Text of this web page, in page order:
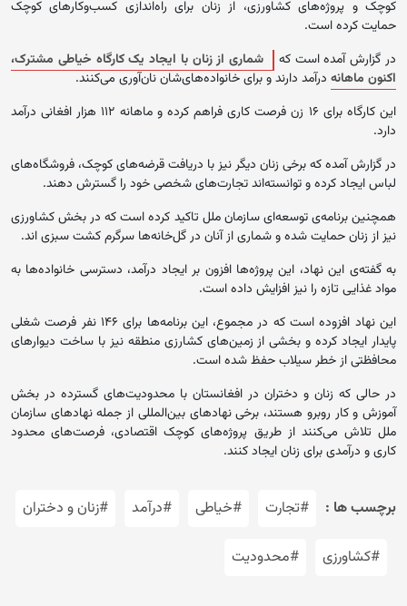
کوچک و پروژه‌های کشاورزی، از زنان برای راه‌اندازی کسب‌وکارهای کوچک
حمایت کرده است.
در گزارش آمده است که
شماری از زنان با ایجاد یک کارگاه خیاطی مشترک،
اکنون ماهانه درآمد دارند و برای خانواده‌های‌شان نان‌آوری می‌کنند.
این کارگاه برای ۱۶ زن فرصت کاری فراهم کرده و ماهانه ۱۱۲ هزار افغانی درآمد
دارد.
در گزارش آمده که برخی زنان دیگر نیز با دریافت قرضه‌های کوچک، فروشگاه‌های
لباس ایجاد کرده‌ و توانسته‌اند تجارت‌های شخصی خود را گسترش دهند.
همچنین برنامه‌ی توسعه‌ای سازمان ملل تاکید کرده است که در بخش کشاورزی
نیز از زنان حمایت شده و شماری از آنان در گل‌خانه‌ها سرگرم کشت سبزی اند.
به گفته‌ی این نهاد، این پروژه‌ها افزون بر ایجاد درآمد، دسترسی خانواده‌ها به
مواد غذایی تازه را نیز افزایش داده است.
این نهاد افزوده است که در مجموع، این برنامه‌ها برای ۱۴۶ نفر فرصت شغلی
پایدار ایجاد کرده و بخشی از زمین‌های کشارزی منطقه نیز با ساخت دیوارهای
محافظتی از خطر سیلاب حفظ شده است.
در حالی که زنان و دختران در افغانستان با محدودیت‌های گسترده در بخش
آموزش و کار روبرو هستند، برخی نهادهای بین‌المللی از جمله نهادهای سازمان
ملل تلاش می‌کنند از طریق پروژه‌های کوچک اقتصادی، فرصت‌های محدود
کاری و درآمدی برای زنان ایجاد کنند.
برچسب ها : #تجارت #خیاطی #درآمد #زنان و دختران
#کشاورزی #محدودیت